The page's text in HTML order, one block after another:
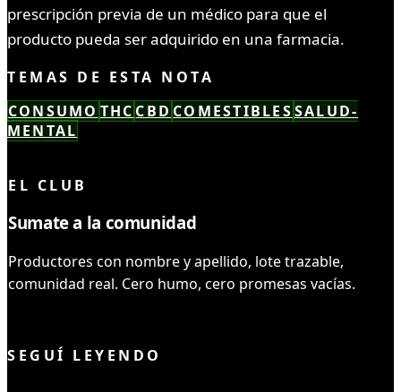
prescripción previa de un médico para que el
producto pueda ser adquirido en una farmacia.
TEMAS DE ESTA NOTA
CONSUMO THC CBD COMESTIBLESSALUD-
MENTAL
EL CLUB
Sumate a la comunidad
Productores con nombre y apellido, lote trazable,
comunidad real. Cero humo, cero promesas vacías.
SEGUÍ LEYENDO